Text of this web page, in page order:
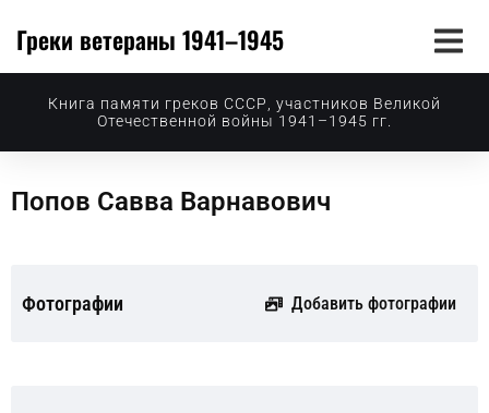
Греки ветераны 1941–1945
Книга памяти греков СССР, участников Великой
Отечественной войны 1941–1945 гг.
Попов Савва Варнавович
Фотографии Добавить фотографии